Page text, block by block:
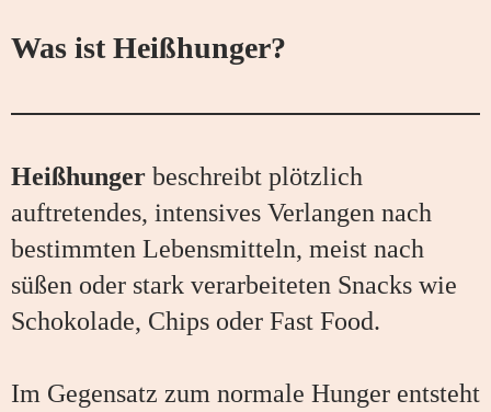
Was ist Heißhunger?
Heißhunger beschreibt plötzlich
auftretendes, intensives Verlangen nach
bestimmten Lebensmitteln, meist nach
süßen oder stark verarbeiteten Snacks wie
Schokolade, Chips oder Fast Food.
Im Gegensatz zum normale Hunger entsteht